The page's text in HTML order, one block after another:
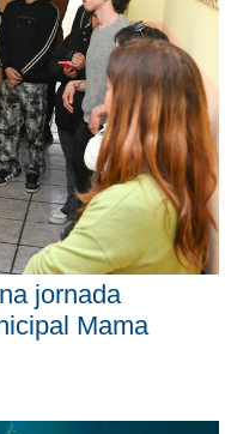
jornada
Mama